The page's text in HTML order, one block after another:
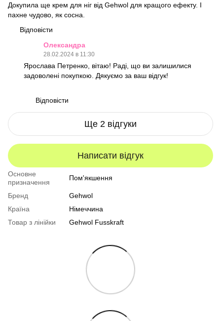
Докупила ще крем для ніг від Gehwol для кращого ефекту. І
пахне чудово, як сосна.
Відповісти
Олександра
28.02.2024 в 11:30
Ярослава Петренко, вітаю! Раді, що ви залишилися
задоволені покупкою. Дякуємо за ваш відгук!
Відповісти
Ще 2 відгуки
Написати відгук
Основне
призначення
Пом'якшення
Бренд
Gehwol
Країна
Німеччина
Товар з лінійки
Gehwol Fusskraft